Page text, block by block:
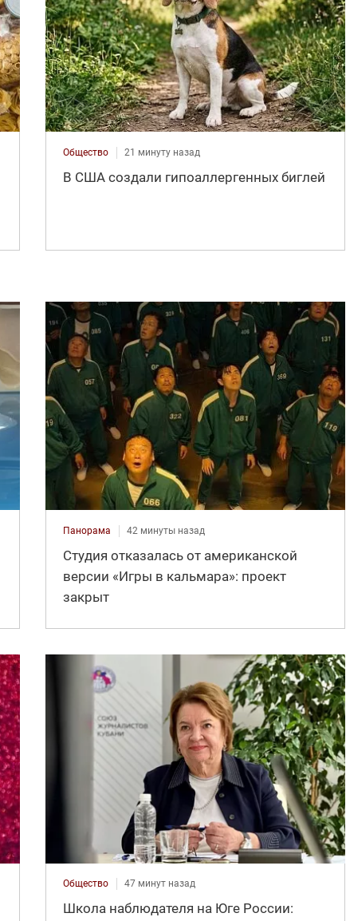
Общество 21 минуту назад
В США создали гипоаллергенных биглей
Панорама 42 минуты назад
Студия отказалась от американской
версии «Игры в кальмара»: проект
закрыт
Общество 47 минут назад
Школа наблюдателя на Юге России: